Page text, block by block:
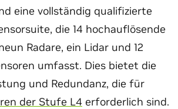
eine vollständig qualifizierte
die 14 hochauflösende
Radare, ein Lidar und 12
umfasst. Dies bietet die
und Redundanz, die für
der Stufe L4 erforderlich sind.